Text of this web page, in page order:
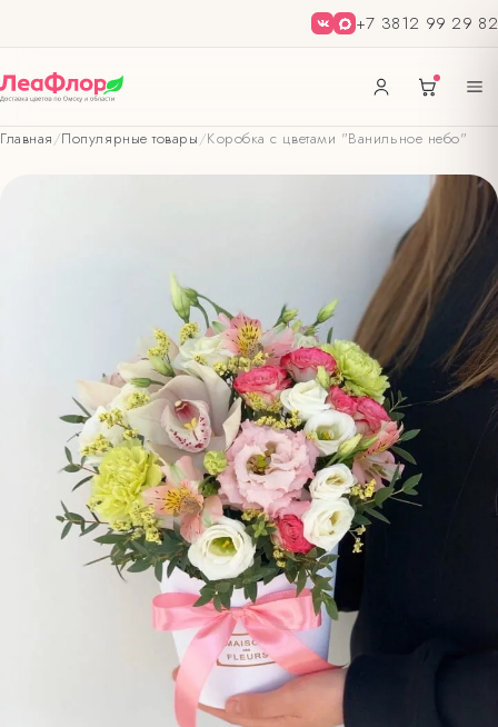
+7 3812 99 29 82
Главная/Популярные товары/Коробка с цветами "Ванильное небо"